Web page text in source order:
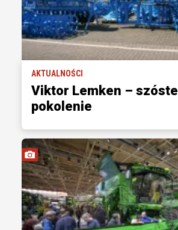
AKTUALNOŚCI
Viktor Lemken ­– szóste
pokolenie